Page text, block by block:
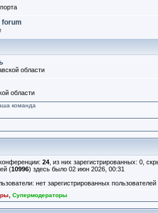
forum
области
области
команда
24 , из них зарегистрированных: 0,
(10996) здесь было 02 июн 2026, 00:31
нет зарегистрированных пользователей
Супермодераторы